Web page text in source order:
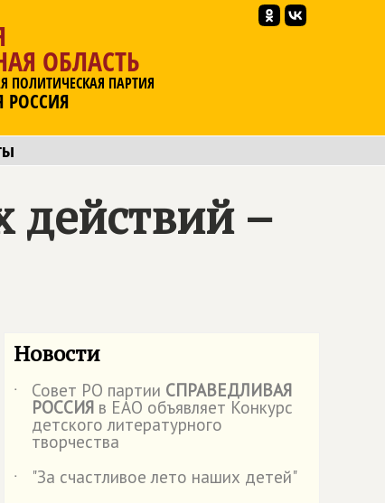
ОБЛАСТЬ
ПОЛИТИЧЕСКАЯ ПАРТИЯ
РОССИЯ
действий –
Новости
˙ Совет РО партии СПРАВЕДЛИВАЯ
РОССИЯ в ЕАО объявляет Конкурс
детского литературного
творчества
˙
"За счастливое лето наших детей"